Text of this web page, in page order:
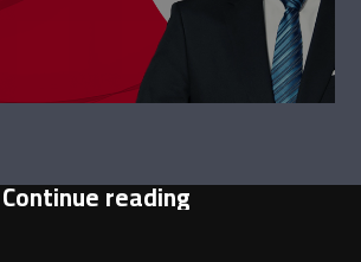
Continue reading